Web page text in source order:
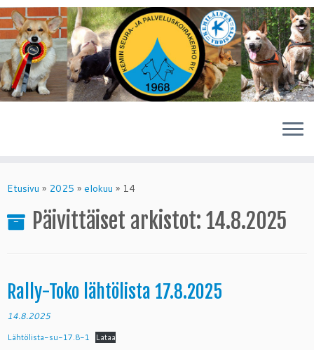
toEtusivu » 2025 » elokuu » 14
Päivittäiset arkistot: 14.8.2025
Rally-Toko lähtölista 17.8.2025
14.8.2025
Lähtölista-su-17.8-1 Lataa